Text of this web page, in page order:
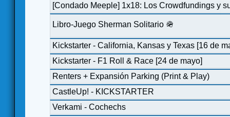
[Condado Meeple] 1x18: Los Crowdfundings y
Libro-Juego Sherman Solitario 🪖
Kickstarter - California, Kansas y Texas [16 de
Kickstarter - F1 Roll & Race [24 de mayo]
Renters + Expansión Parking (Print & Play)
CastleUp! - KICKSTARTER
Verkami - Cochechs